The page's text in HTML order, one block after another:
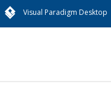
Visual Paradigm Desktop